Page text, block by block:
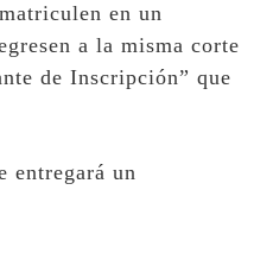
en un
a la misma corte
de Inscripción” que
entregará un